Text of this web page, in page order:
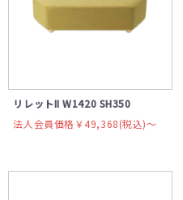
リレットII W1420 SH350
法人会員価格￥49,368(税込)〜